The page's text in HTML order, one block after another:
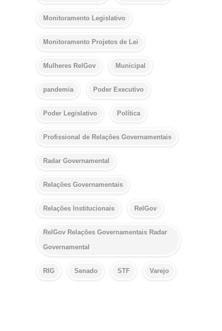
Monitoramento Legislativo
Monitoramento Projetos de Lei
Mulheres RelGov Municipal
pandemia Poder Executivo
Poder Legislativo Política
Profissional de Relações Governamentais
Radar Governamental
Relações Governamentais
Relações Institucionais RelGov
RelGov Relações Governamentais Radar
Governamental
RIG Senado STF Varejo